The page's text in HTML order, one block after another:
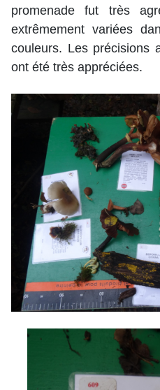
promenade fut très
extrêmement variées
couleurs. Les précisions
ont été très appréciées.